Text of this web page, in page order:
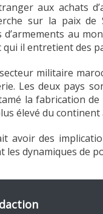
aux achats
sur la paix de
au
qui il entretient des
militaire
Les deux pays
la fabrication
élevé du continent
avoir des
dynamiques de